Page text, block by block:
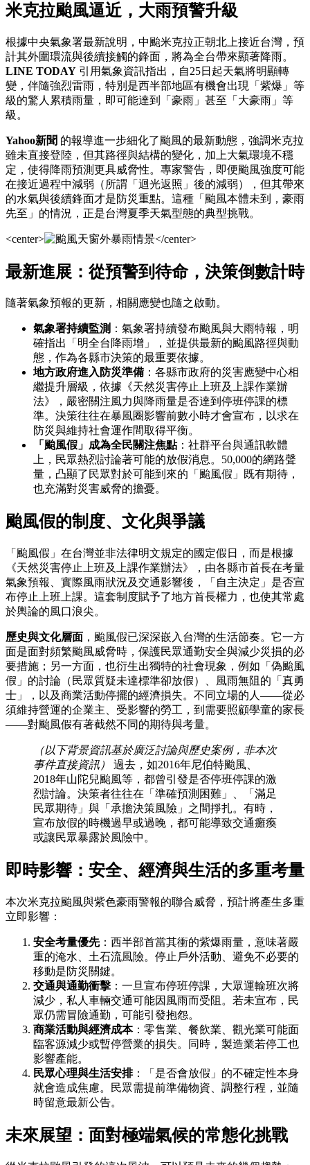
米克拉颱風逼近，大雨預警升級
根據中央氣象署最新說明，中颱米克拉正朝北上接近台灣，預
計其外圍環流與後續接觸的鋒面，將為全台帶來顯著降雨。
LINE TODAY 引用氣象資訊指出，自25日起天氣將明顯轉
變，伴隨強烈雷雨，特別是西半部地區有機會出現「紫爆」等
級的驚人累積雨量，即可能達到「豪雨」甚至「大豪雨」等
級。
Yahoo新聞 的報導進一步細化了颱風的最新動態，強調米克拉
雖未直接登陸，但其路徑與結構的變化，加上大氣環境不穩
定，使得降雨預測更具威脅性。專家警告，即便颱風強度可能
在接近過程中減弱（所謂「迴光返照」後的減弱），但其帶來
的水氣與後續鋒面才是防災重點。這種「颱風本體未到，豪雨
先至」的情況，正是台灣夏季天氣型態的典型挑戰。
<center> </center>
最新進展：從預警到待命，決策倒數計時
隨著氣象預報的更新，相關應變也隨之啟動。
氣象署持續監測 ：氣象署持續發布颱風與大雨特報，明
確指出「明全台降雨增」，並提供最新的颱風路徑與動
態，作為各縣市決策的最重要依據。
地方政府進入防災準備 ：各縣市政府的災害應變中心相
繼提升層級，依據《天然災害停止上班及上課作業辦
法》，嚴密關注風力與降雨量是否達到停班停課的標
準。決策往往在暴風圈影響前數小時才會宣布，以求在
防災與維持社會運作間取得平衡。
「颱風假」成為全民關注焦點：社群平台與通訊軟體
上，民眾熱烈討論著可能的放假消息。50,000的網路聲
量，凸顯了民眾對於可能到來的「颱風假」既有期待，
也充滿對災害威脅的擔憂。
颱風假的制度、文化與爭議
「颱風假」在台灣並非法律明文規定的國定假日，而是根據
《天然災害停止上班及上課作業辦法》，由各縣市首長在考量
氣象預報、實際風雨狀況及交通影響後，「自主決定」是否宣
布停止上班上課。這套制度賦予了地方首長權力，也使其常處
於輿論的風口浪尖。
歷史與文化層面 ，颱風假已深深嵌入台灣的生活節奏。它一方
面是面對頻繁颱風威脅時，保護民眾通勤安全與減少災損的必
要措施；另一方面，也衍生出獨特的社會現象，例如「偽颱風
假」的討論（民眾質疑未達標準卻放假）、風雨無阻的「真勇
士」，以及商業活動停擺的經濟損失。不同立場的人——從必
須維持營運的企業主、受影響的勞工，到需要照顧學童的家長
——對颱風假有著截然不同的期待與考量。
（以下背景資訊基於廣泛討論與歷史案例，非本次
事件直接資訊）
過去，如2016年尼伯特颱風、
2018年山陀兒颱風等，都曾引發是否停班停課的激
烈討論。決策者往往在「準確預測困難」、「滿足
民眾期待」與「承擔決策風險」之間掙扎。有時，
宣布放假的時機過早或過晚，都可能導致交通癱瘓
或讓民眾暴露於風險中。
即時影響：安全、經濟與生活的多重考量
本次米克拉颱風與紫色豪雨警報的聯合威脅，預計將產生多重
立即影響：
安全考量優先：西半部首當其衝的紫爆雨量，意味著嚴
重的淹水、土石流風險。停止戶外活動、避免不必要的
移動是防災關鍵。
交通與通勤衝擊 ：一旦宣布停班停課，大眾運輸班次將
減少，私人車輛交通可能因風雨而受阻。若未宣布，民
眾仍需冒險通勤，可能引發抱怨。
商業活動與經濟成本：零售業、餐飲業、觀光業可能面
臨客源減少或暫停營業的損失。同時，製造業若停工也
影響產能。
民眾心理與生活安排：「是否會放假」的不確定性本身
就會造成焦慮。民眾需提前準備物資、調整行程，並隨
時留意最新公告。
未來展望：面對極端氣候的常態化挑戰